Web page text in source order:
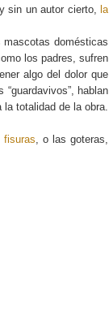
sin un autor cierto,la
domésticas
los padres, sufren
algo del dolor que
hablan
totalidad de la obra.
fisuras , o las goteras,